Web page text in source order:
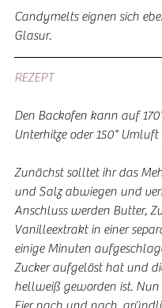
Candymelts eignen sich
Glasur.
REZEPT
Den Backofen kann auf
Unterhitze oder 150° Umluft
Zunächst solltet ihr das
und Salz abwiegen und
Anschluss werden Butter,
Vanilleextrakt in einer
einige Minuten
Zucker aufgelöst hat und
hellweiß geworden ist.